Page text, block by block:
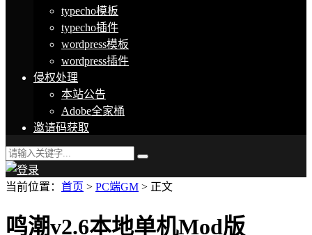
typecho模板
typecho插件
wordpress模板
wordpress插件
侵权处理
本站公告
Adobe全家桶
邀请码获取
当前位置： 首页 > PC端GM > 正文
鸣潮v2.6本地单机Mod版